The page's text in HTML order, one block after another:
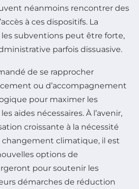
néanmoins rencontrer des
à ces dispositifs. La
subventions peut être forte,
parfois dissuasive.
de se rapprocher
ou d’accompagnement
pour maximer les
aides nécessaires. À l’avenir,
croissante à la nécessité
climatique, il est
options de
pour soutenir les
démarches de réduction